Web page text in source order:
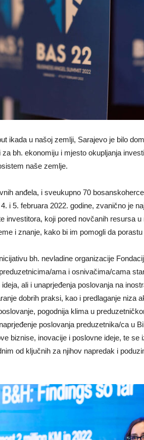
ikada u našoj zemlji, Sarajevo je bilo
bh. ekonomiju i mjesto okupljanja
naše zemlje.
anđela, i sveukupno 70
i 5. februara 2022. godine, zvanično je
investitora, koji pored novčanih resursa
i znanje, kako bi im pomogli da
bh. nevladine organizacije
ama i osnivačima/cama
ali i unaprjeđenja poslovanja na
dobrih praksi, kao i predlaganje niza
pogodnija klima u
poslovanja preduzetnika/ca u
biznise, inovacije i poslovne ideje, te se
od ključnih za njihov napredak i